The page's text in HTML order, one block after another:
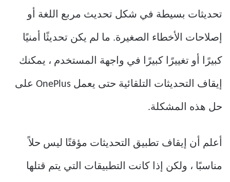
تحديثات بسيطة في شكل تحديث مربع اللغة أو
إصلاحات الأخطاء الصغيرة. ما لم يكن تحديثًا أمنيًا
كبيرًا أو تغييرًا كبيرًا في واجهة المستخدم ، يمكنك
إيقاف التحديثات التلقائية حتى يعمل OnePlus على
حل هذه المشكلة.
أعلم أن إيقاف تطبيق التحديثات مؤقتًا ليس حلاً
مناسبًا ، ولكن إذا كانت التطبيقات التي يتم قتلها